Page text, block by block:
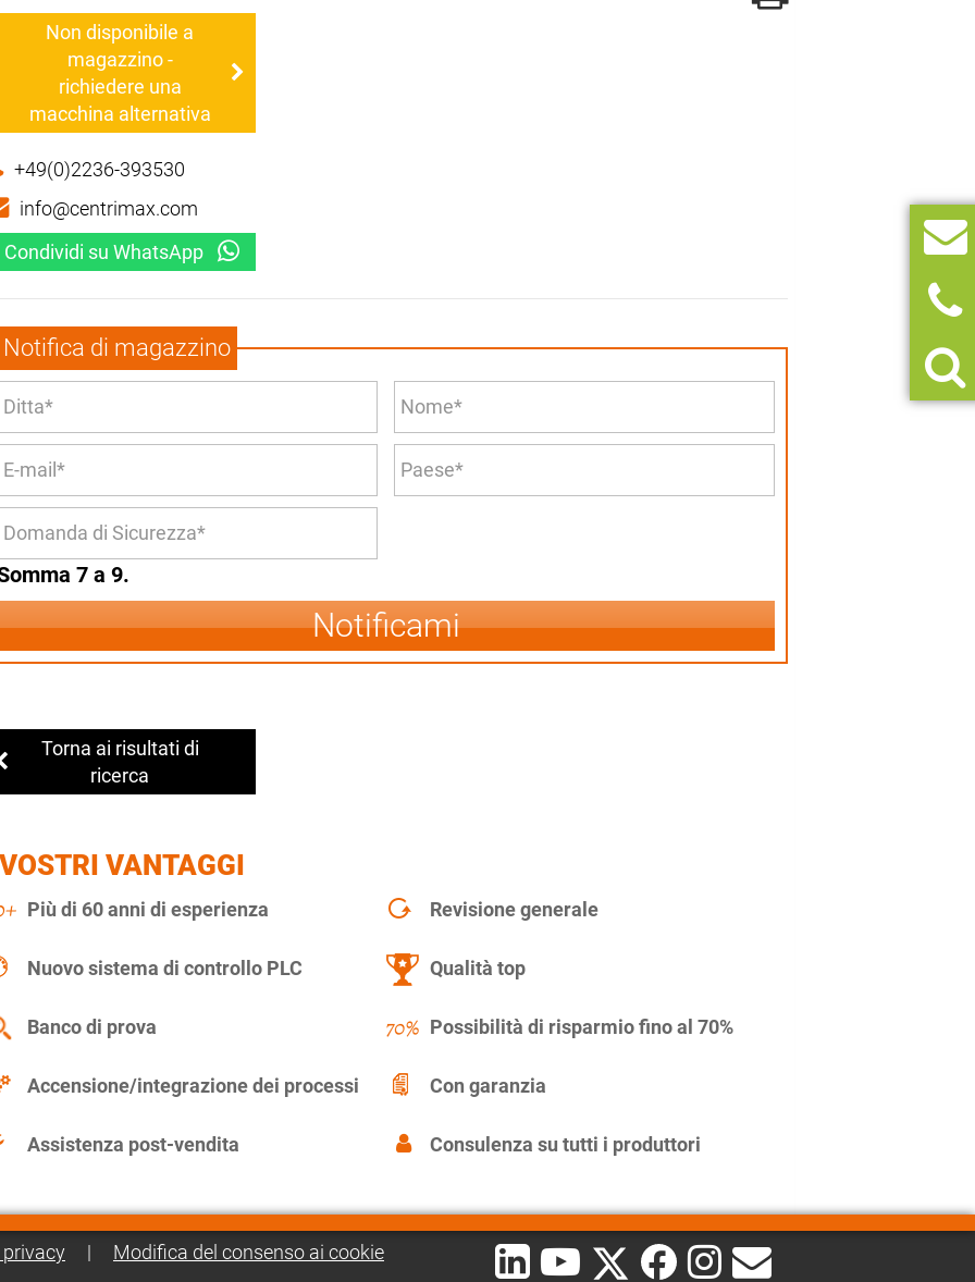
Non disponibile a
magazzino -
richiedere una
macchina alternativa
+49(0)2236-393530
info@centrimax.com
Condividi su WhatsApp
Notifica di magazzino
7 a 9.
Notificami
Torna ai risultati di
ricerca
VANTAGGI
Più di 60 anni di esperienza Revisione generale
Nuovo sistema di controllo PLC Qualità top
Banco di prova Possibilità di risparmio fino al 70%
Accensione/integrazione dei processi Con garanzia
Assistenza post-vendita Consulenza su tutti i produttori
| Modifica del consenso ai cookie